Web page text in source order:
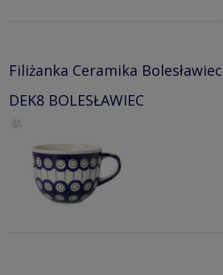
Filiżanka Ceramika
DEK8 BOLESŁAWIEC